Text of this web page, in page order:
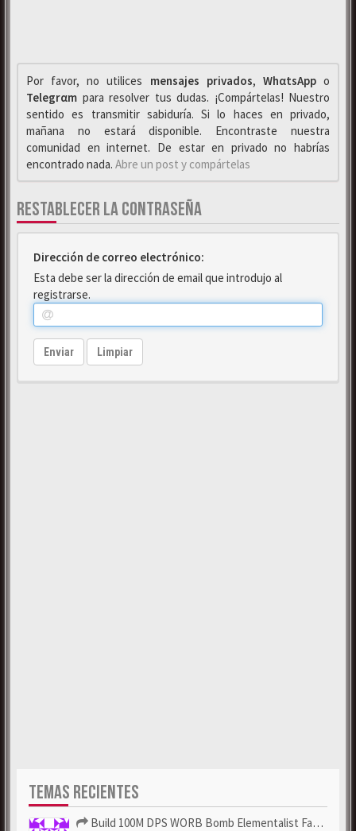
Por favor, no utilices mensajes privados, WhαtsAppo
Telegrαm para resolver tus dudas. ¡Compártelas! Nuestro
sentido es transmitir sabiduría. Si lo haces en privado,
mañana no estará disponible. Encontraste nuestra
comunidad en internet. De estar en privado no habrías
encontrado nada. Abre un post y compártelas
RESTABLECER LA CONTRASEÑA
Dirección de correo electrónico:
Esta debe ser la dirección de email que introdujo al
registrarse.
Enviar Limpiar
TEMAS RECIENTES
Build 100M DPS WORB Bomb Elementalist Fast - Grab POE Curren...